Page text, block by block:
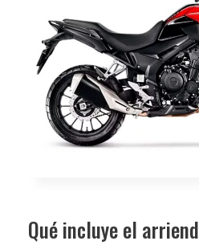
Qué incluye el